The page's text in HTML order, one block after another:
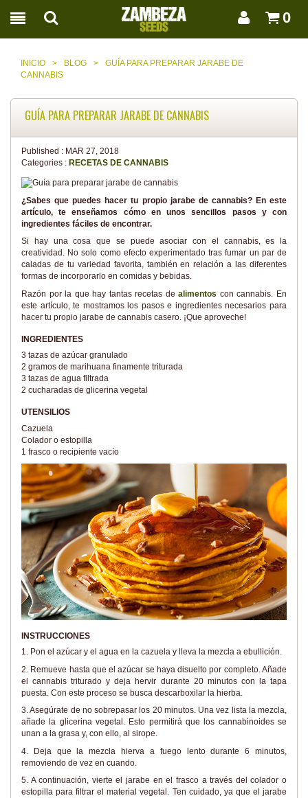
0
INICIO > BLOG >
GUÍA PARA PREPARAR JARABE DE
CANNABIS
GUÍA PARA PREPARAR JARABE DE CANNABIS
Published : MAR 27, 2018
Categories : RECETAS DE CANNABIS
¿Sabes que puedes hacer tu propio jarabe de cannabis? En este
artículo, te enseñamos cómo en unos sencillos pasos y con
ingredientes fáciles de encontrar.
Si hay una cosa que se puede asociar con el cannabis, es la
creatividad. No solo como efecto experimentado tras fumar un par de
caladas de tu variedad favorita, también en relación a las diferentes
formas de incorporarlo en comidas y bebidas.
Razón por la que hay tantas recetas dealimentos con cannabis. En
este artículo, te mostramos los pasos e ingredientes necesarios para
hacer tu propio jarabe de cannabis casero. ¡Que aproveche!
INGREDIENTES
3 tazas de azúcar granulado
2 gramos de marihuana finamente triturada
3 tazas de agua filtrada
2 cucharadas de glicerina vegetal
UTENSILIOS
Cazuela
Colador o estopilla
1 frasco o recipiente vacío
INSTRUCCIONES
1. Pon el azúcar y el agua en la cazuela y lleva la mezcla a ebullición.
2. Remueve hasta que el azúcar se haya disuelto por completo. Añade
el cannabis triturado y deja hervir durante 20 minutos con la tapa
puesta. Con este proceso se busca descarboxilar la hierba.
3. Asegúrate de no sobrepasar los 20 minutos. Una vez lista la mezcla,
añade la glicerina vegetal. Esto permitirá que los cannabinoides se
unan a la grasa y, con ello, al sirope.
4. Deja que la mezcla hierva a fuego lento durante 6 minutos,
removiendo de vez en cuando.
5. A continuación, vierte el jarabe en el frasco a través del colador o
estopilla para filtrar el material vegetal. Ten cuidado, ya que el jarabe